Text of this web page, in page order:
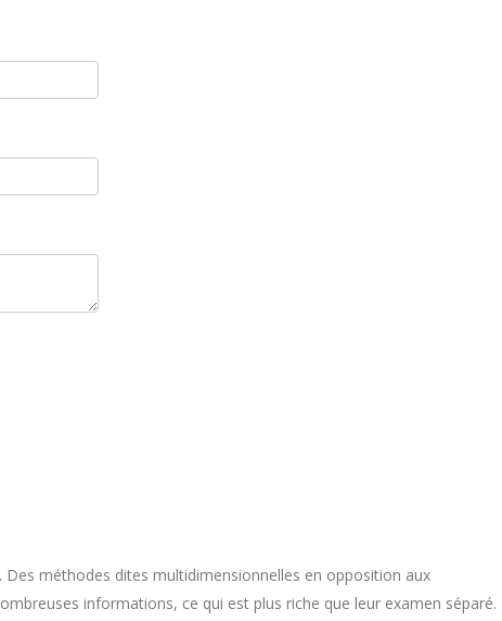
Des méthodes dites multidimensionnelles en opposition aux
informations, ce qui est plus riche que leur examen séparé.